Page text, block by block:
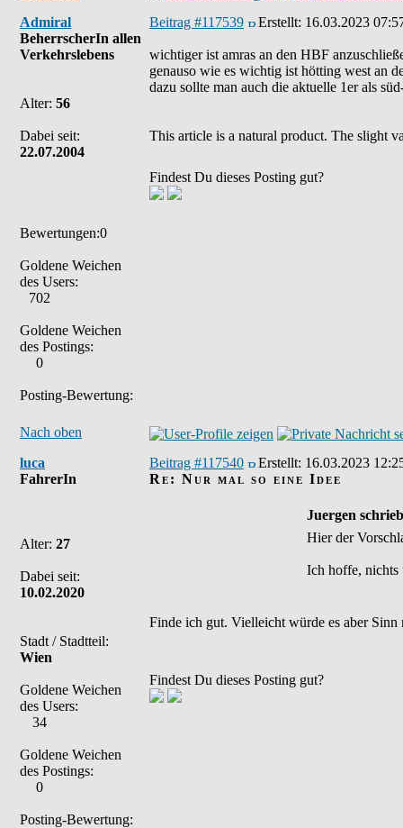
Admiral
BeherrscherIn allen
Verkehrslebens
Alter: 56
Dabei seit:
22.07.2004
Bewertungen:0
Goldene Weichen
des Users:
702
Goldene Weichen
des Postings:
0
Posting-Bewertung:
Beitrag #117539 Erstellt: 16.03.2023
wichtiger ist amras an den HBF
genauso wie es wichtig ist hötting west an
dazu sollte man auch die aktuelle 1er als
This article is a natural product. The slight
Findest Du dieses Posting gut?
Nach oben
luca
FahrerIn
Alter: 27
Dabei seit:
10.02.2020
Stadt / Stadtteil:
Wien
Goldene Weichen
des Users:
34
Goldene Weichen
des Postings:
0
Posting-Bewertung:
Beitrag #117540 Erstellt: 16.03.2023
Re: Nur mal so eine Idee
Juergen
Hier der
Ich hoffe, nichts
Finde ich gut. Vielleicht würde es aber
Findest Du dieses Posting gut?